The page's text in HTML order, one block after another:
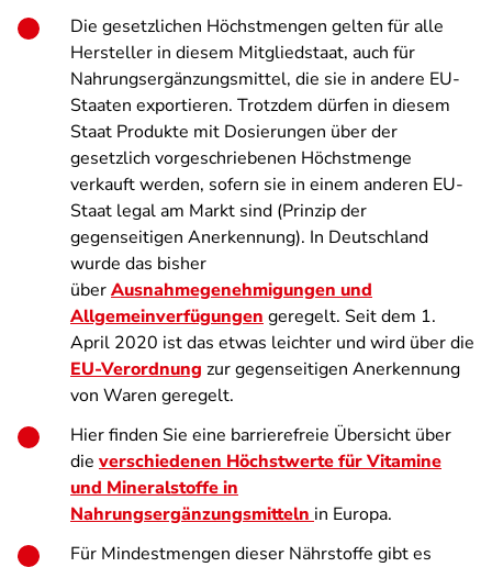
Die gesetzlichen Höchstmengen gelten für alle
Hersteller in diesem Mitgliedstaat, auch für
Nahrungsergänzungsmittel, die sie in andere EU-
Staaten exportieren. Trotzdem dürfen in diesem
Staat Produkte mit Dosierungen über der
gesetzlich vorgeschriebenen Höchstmenge
verkauft werden, sofern sie in einem anderen EU-
Staat legal am Markt sind (Prinzip der
gegenseitigen Anerkennung). In Deutschland
wurde das bisher
überAusnahmegenehmigungen und
Allgemeinverfügungen geregelt. Seit dem 1.
April 2020 ist das etwas leichter und wird über die
EU-Verordnung zur gegenseitigen Anerkennung
von Waren geregelt.
Hier finden Sie eine barrierefreie Übersicht über
die verschiedenen Höchstwerte für Vitamine
und Mineralstoffe in
Nahrungsergänzungsmitteln in Europa.
Für Mindestmengen dieser Nährstoffe gibt es